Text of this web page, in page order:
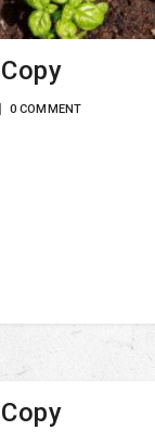
0 COMMENT